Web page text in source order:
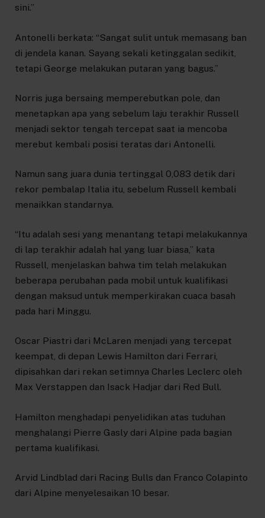
sini.”
Antonelli berkata: “Sangat sulit untuk memasang ban
di jendela kanan. Sayang sekali ketinggalan sedikit,
tetapi George melakukan putaran yang bagus.”
Norris juga bersaing memperebutkan pole, dan
menetapkan apa yang sebelum laju terakhir Russell
menjadi sektor tengah tercepat saat ia mencoba
merebut kembali posisi teratas dari Antonelli.
Namun sang juara dunia tertinggal 0,083 detik dari
rekor pembalap Italia itu, sebelum Russell kembali
menaikkan standarnya.
“Itu adalah sesi yang menantang tetapi melakukannya
di lap terakhir adalah hal yang luar biasa,” kata
Russell, menjelaskan bahwa tim telah melakukan
beberapa perubahan pada mobil untuk kualifikasi
dengan maksud untuk memperkirakan cuaca basah
pada hari Minggu.
Oscar Piastri dari McLaren menjadi yang tercepat
keempat, di depan Lewis Hamilton dari Ferrari,
dipisahkan dari rekan setimnya Charles Leclerc oleh
Max Verstappen dan Isack Hadjar dari Red Bull.
Hamilton menghadapi penyelidikan atas tuduhan
menghalangi Pierre Gasly dari Alpine pada bagian
pertama kualifikasi.
Arvid Lindblad dari Racing Bulls dan Franco Colapinto
dari Alpine menyelesaikan 10 besar.